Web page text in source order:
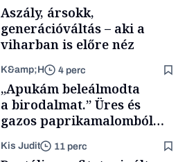
Aszály, ársokk,
generációváltás – aki a
viharban is előre néz
K&amp;H 4 perc
„Apukám beleálmodta
a birodalmat.” Üres és
gazos paprikamalomból
lett az igazi családi
fűszersztori
Kis Judit 11 perc